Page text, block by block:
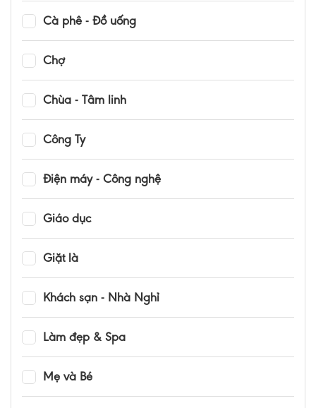
Cà phê - Đồ uống
Chợ
Chùa - Tâm linh
Công Ty
Điện máy - Công nghệ
Giáo dục
Giặt là
Khách sạn - Nhà Nghỉ
Làm đẹp & Spa
Mẹ và Bé